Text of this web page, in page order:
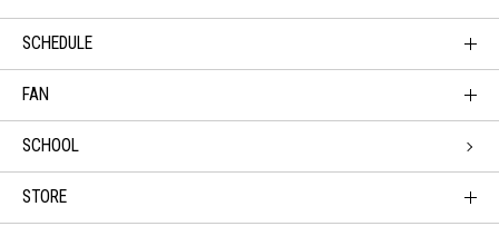
SCHEDULE
FAN
SCHOOL
STORE